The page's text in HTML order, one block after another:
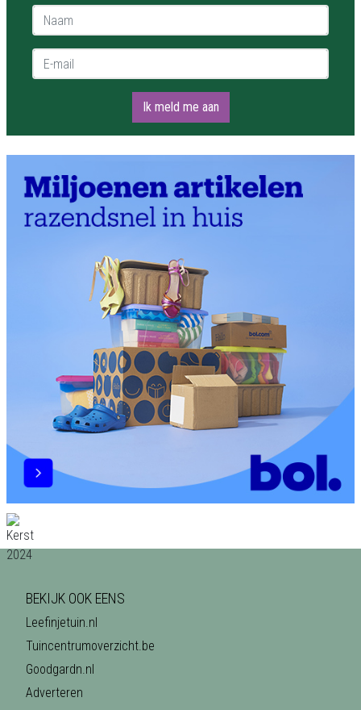
Naam *
E-mail *
Ik meld me aan
BEKIJK OOK EENS
Leefinjetuin.nl
Tuincentrumoverzicht.be
Goodgardn.nl
Adverteren